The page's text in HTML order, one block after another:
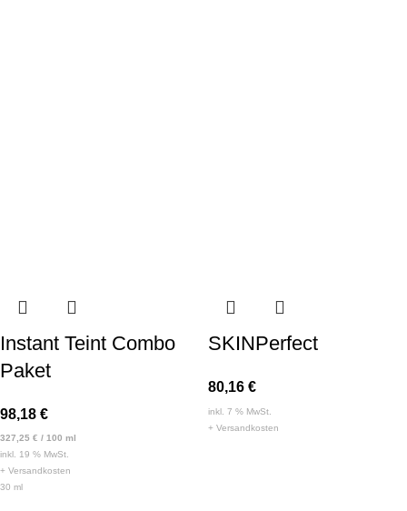
Instant Teint Combo
Paket
98,18 €
327,25 € / 100 ml
inkl. 19 % MwSt.
+ Versandkosten
30 ml
SKINPerfect
80,16 €
inkl. 7 % MwSt.
+ Versandkosten